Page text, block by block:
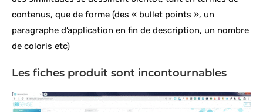
contenus, que de forme (des « bullet points », un
paragraphe d’application en fin de description, un nombre
de coloris etc)
Les fiches produit sont incontournables